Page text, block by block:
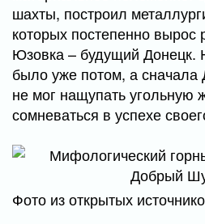
шахты, построил
которых постепенно вырос
Юзовка – будущий Донецк.
было уже потом, а
не мог нащупать угольную
сомневаться в успехе
Фото из открытых